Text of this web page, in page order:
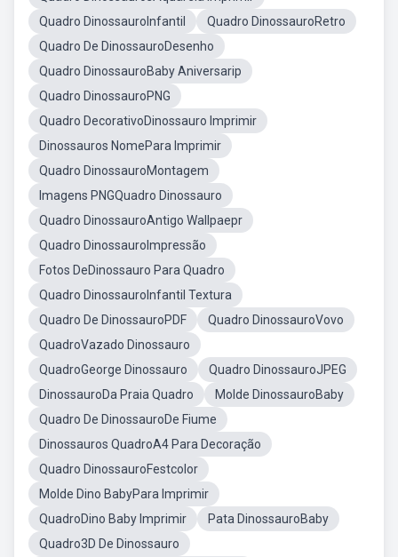
Quadro DinossauroInfantil
Quadro DinossauroRetro
Quadro De DinossauroDesenho
Quadro DinossauroBaby Aniversarip
Quadro DinossauroPNG
Quadro DecorativoDinossauro Imprimir
Dinossauros NomePara Imprimir
Quadro DinossauroMontagem
Imagens PNGQuadro Dinossauro
Quadro DinossauroAntigo Wallpaepr
Quadro DinossauroImpressão
Fotos DeDinossauro Para Quadro
Quadro DinossauroInfantil Textura
Quadro De DinossauroPDF
Quadro DinossauroVovo
QuadroVazado Dinossauro
QuadroGeorge Dinossauro
Quadro DinossauroJPEG
DinossauroDa Praia Quadro
Molde DinossauroBaby
Quadro De DinossauroDe Fiume
Dinossauros QuadroA4 Para Decoração
Quadro DinossauroFestcolor
Molde Dino BabyPara Imprimir
QuadroDino Baby Imprimir
Pata DinossauroBaby
Quadro3D De Dinossauro